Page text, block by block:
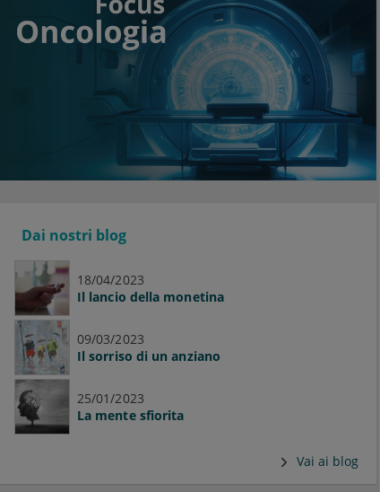
Dai nostri blog
18/04/2023
Il lancio della monetina
09/03/2023
Il sorriso di un anziano
25/01/2023
La mente sfiorita
Vai ai blog